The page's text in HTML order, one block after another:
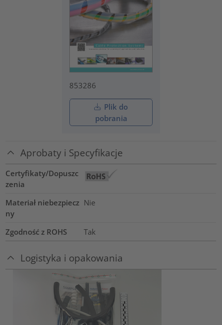
853286
Plik do
pobrania
Aprobaty i Specyfikacje
Certyfikaty/Dopuszc
zenia
Materiał niebezpiecz
ny
Nie
Zgodność z ROHS Tak
Logistyka i opakowania